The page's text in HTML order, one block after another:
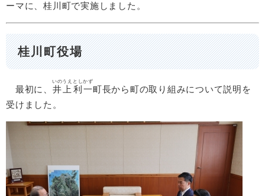
ーマに、桂川町で実施しました。
桂川町役場
最初に、 井上
いのうえ
利一
としかず
​町長​から町の取り組みについて説明を
受けました。